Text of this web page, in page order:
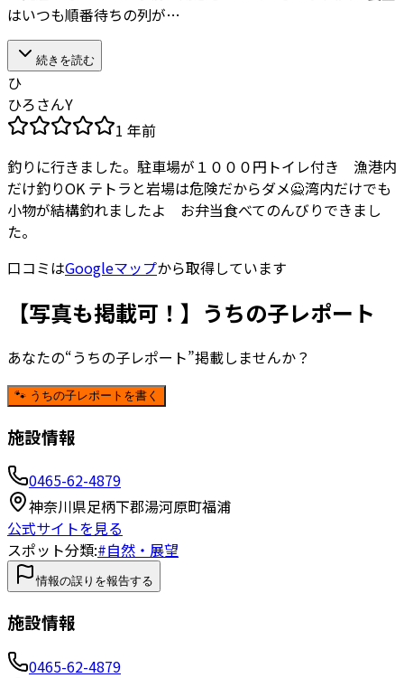
はいつも順番待ちの列が…
続きを読む
ひ
ひろさんY
1 年前
釣りに行きました。駐車場が１０００円トイレ付き 漁港内
だけ釣りOK テトラと岩場は危険だからダメ🙅湾内だけでも
小物が結構釣れましたよ お弁当食べてのんびりできまし
た。
口コミはGoogleマップから取得しています
【写真も掲載可！】うちの子レポート
あなたの“うちの子レポート”掲載しませんか？
🐾 うちの子レポートを書く
施設情報
0465-62-4879
神奈川県足柄下郡湯河原町福浦
公式サイトを見る
スポット分類:#自然・展望
情報の誤りを報告する
施設情報
0465-62-4879